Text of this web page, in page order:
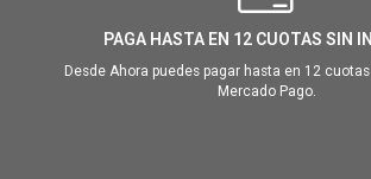
PAGA HASTA EN 12 CUOTAS SIN
Desde Ahora puedes pagar hasta en 12
Mercado Pago.